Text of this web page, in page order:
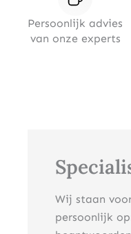
Persoonlijk advies
van onze experts
Wij staan
persoonlijk